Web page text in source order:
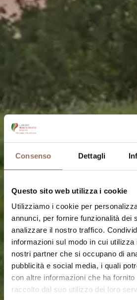
Consenso Dettagli
Questo sito web utilizza i cookie
Utilizziamo i cookie per
annunci, per fornire funzionalità dei
analizzare il nostro traffico.
informazioni sul modo in cui
nostri partner che si occupano di
pubblicità e social media, i quali
con altre informazioni che ha
raccolto dal suo utilizzo dei loro
Addio al